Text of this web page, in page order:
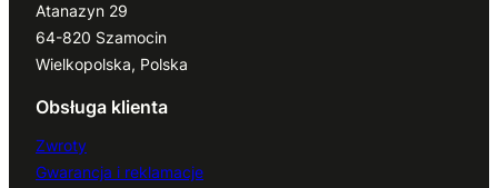
Atanazyn 29
64-820 Szamocin
Wielkopolska, Polska
Obsługa klienta
Zwroty
Gwarancja i reklamacje